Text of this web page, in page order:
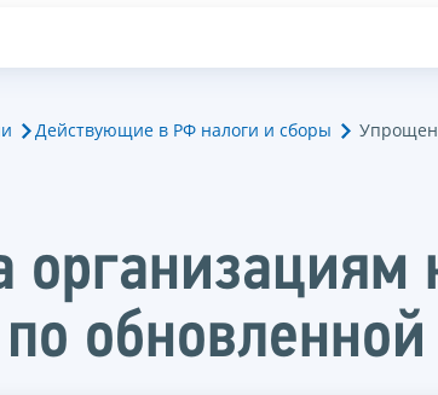
Действующие в РФ налоги и сборы
организациям